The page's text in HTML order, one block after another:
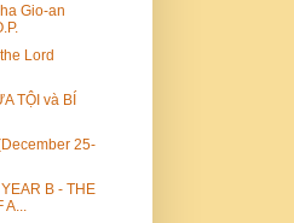
Gio-an
Lord
TỘI và BÍ
25-
B - THE